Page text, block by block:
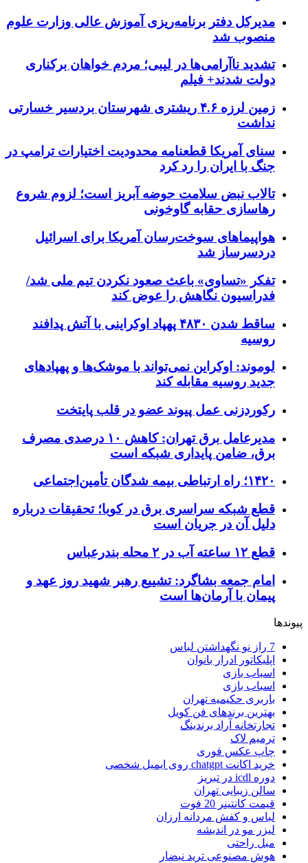
مدیرکل دفتر برنامه‌ریزی آموزش عالی وزارت علوم
منصوب شد
تشدید ناآرامی‌ها در لیبی؛ مردم خواهان برکناری
دولت شدند+ فیلم
زمین لرزه ۴.۶ ریشتری شهرستان بردسیر خسارتی
نداشت
سنای آمریکا قطعنامه محدودیت اختیارات ترامپ در
جنگ با ایران را رد کرد
تالاب نبض سلامت حوضه آبریز است؛ لزوم شروع
رهاسازی حقابه گاوخونی
هواپیماهای سوخت‌رسان آمریکا برای اسرائیل
دردسرساز شد
تفکر «تساوی» باعث صعود نکردن تیم ملی شد/
فدراسیون نگاهش را عوض کند
ساقط شدن ۴۸۳۰ پهپاد اوکراینی با آتش پدافند
روسیه
لوموند: اوکراین نمی‌تواند با موشک‌ها و پهپادهای
جدید روسیه مقابله کند
رکوردزنی عمل پیوند عضو در قلب پایتخت
مدیرعامل برق تهران: کاهش ۱۰ درصدی مصرف
برق، ضامن پایداری شبکه است
۱۴۲۰؛ راه ارتباطی بیمه شدگان تأمین‌اجتماعی
قطع شبکه سراسری برق در کوبا؛ تحقیقات درباره
دلیل آن در جریان است
قطع ۱۲ ساعته آب در ۲ محله بندرعباس
امام جمعه بشاگرد: تشییع رهبر شهید روز عهد و
پیمان با آرمان‌ها است
پیوندها
7 راز نو نگهداشتن لباس
اپلیکاتور ادرار بانوان
اسباب بازی
اسباب بازی
باربری حکیمیه تهران
بهترین برندهای فن کویل
تجارتخانه آراد برندینگ
ترمیم لاک
چاپ عکس فوری
خرید اکانت chatgpt روی ایمیل شخصی
دوره icdl در تبریز
سالن زیبایی تهران
قیمت کانتینر 20 فوت
لباس و کفش مردانه ارزان
لیزر مو در اندیشه
مبل راحتی
هوش مصنوعی ترید نبضار